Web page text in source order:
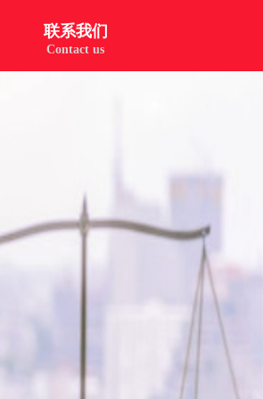
联系我们
Contact us